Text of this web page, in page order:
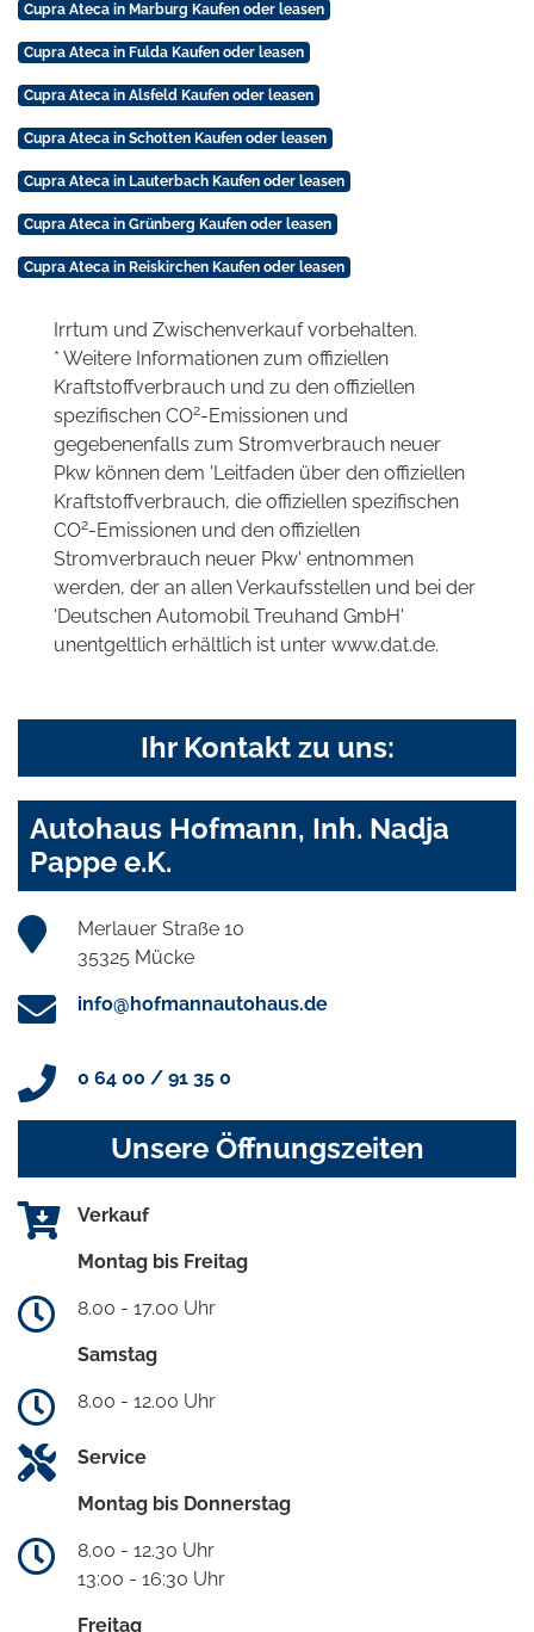
Cupra Ateca in Marburg Kaufen oder leasen
Cupra Ateca in Fulda Kaufen oder leasen
Cupra Ateca in Alsfeld Kaufen oder leasen
Cupra Ateca in Schotten Kaufen oder leasen
Cupra Ateca in Lauterbach Kaufen oder leasen
Cupra Ateca in Grünberg Kaufen oder leasen
Cupra Ateca in Reiskirchen Kaufen oder leasen
Irrtum und Zwischenverkauf vorbehalten.
* Weitere Informationen zum offiziellen
Kraftstoffverbrauch und zu den offiziellen
spezifischen CO2-Emissionen und
gegebenenfalls zum Stromverbrauch neuer
Pkw können dem 'Leitfaden über den offiziellen
Kraftstoffverbrauch, die offiziellen spezifischen
CO2-Emissionen und den offiziellen
Stromverbrauch neuer Pkw' entnommen
werden, der an allen Verkaufsstellen und bei der
'Deutschen Automobil Treuhand GmbH'
unentgeltlich erhältlich ist unter www.dat.de.
Ihr Kontakt zu uns:
Autohaus Hofmann, Inh. Nadja
Pappe e.K.
Merlauer Straße 10
35325 Mücke
info@hofmannautohaus.de
0 64 00 / 91 35 0
Unsere Öffnungszeiten
Verkauf
Montag bis Freitag
8.00 - 17.00 Uhr
Samstag
8.00 - 12.00 Uhr
Service
Montag bis Donnerstag
8.00 - 12.30 Uhr
13:00 - 16:30 Uhr
Freitag